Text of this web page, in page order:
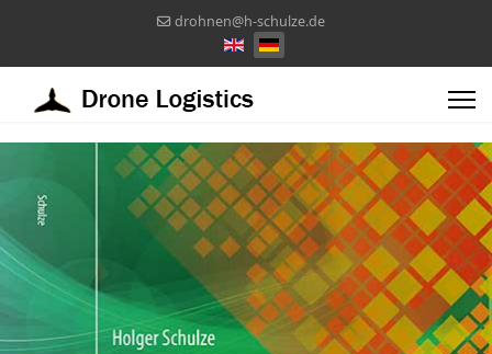
drohnen@h-schulze.de
Sprache auswählen